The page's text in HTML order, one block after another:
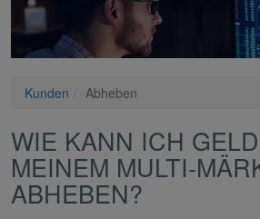
Kunden Abheben
WIE KANN ICH
MEINEM MULTI-
ABHEBEN?